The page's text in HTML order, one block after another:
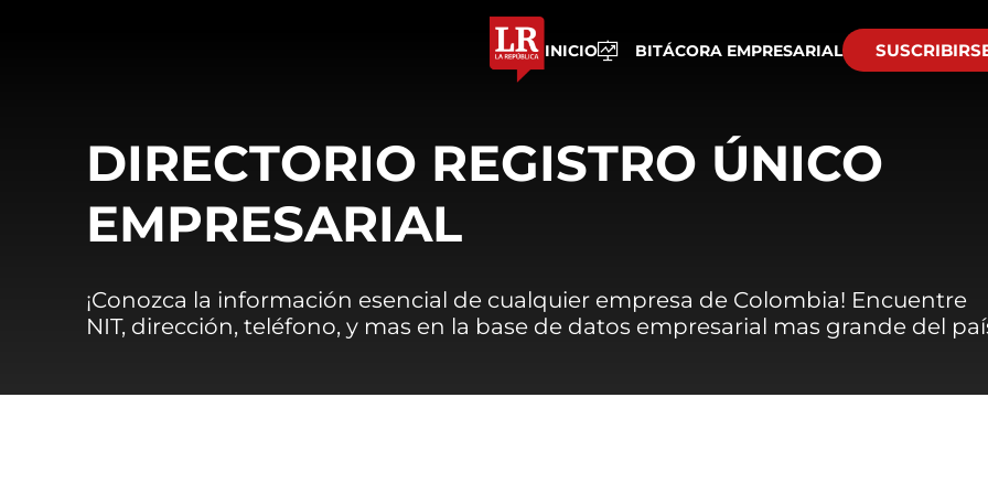
INICIO BITÁCORA EMPRESARIAL
DIRECTORIO REGISTRO ÚNICO
EMPRESARIAL
¡Conozca la información esencial de cualquier empresa de Colombia! Encuentre
NIT, dirección, teléfono, y mas en la base de datos empresarial mas grande del